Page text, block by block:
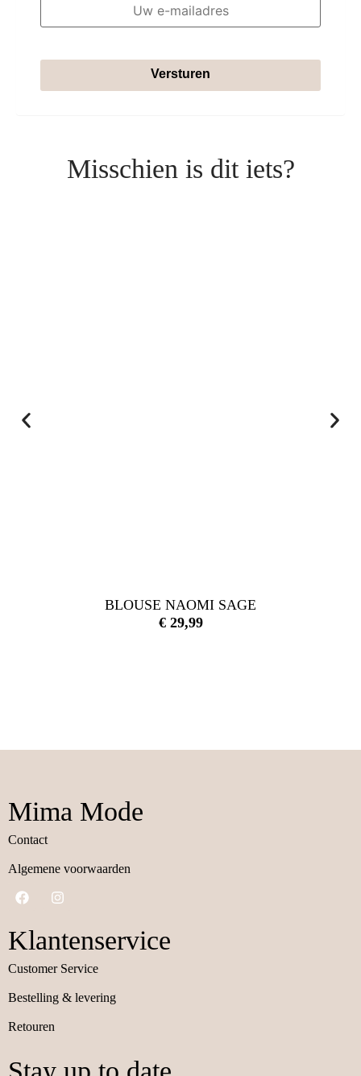
Versturen
Misschien is dit iets?
BLOUSE NAOMI SAGE
€29,99
Mima Mode
Contact
Algemene voorwaarden
Klantenservice
Customer Service
Bestelling & levering
Retouren